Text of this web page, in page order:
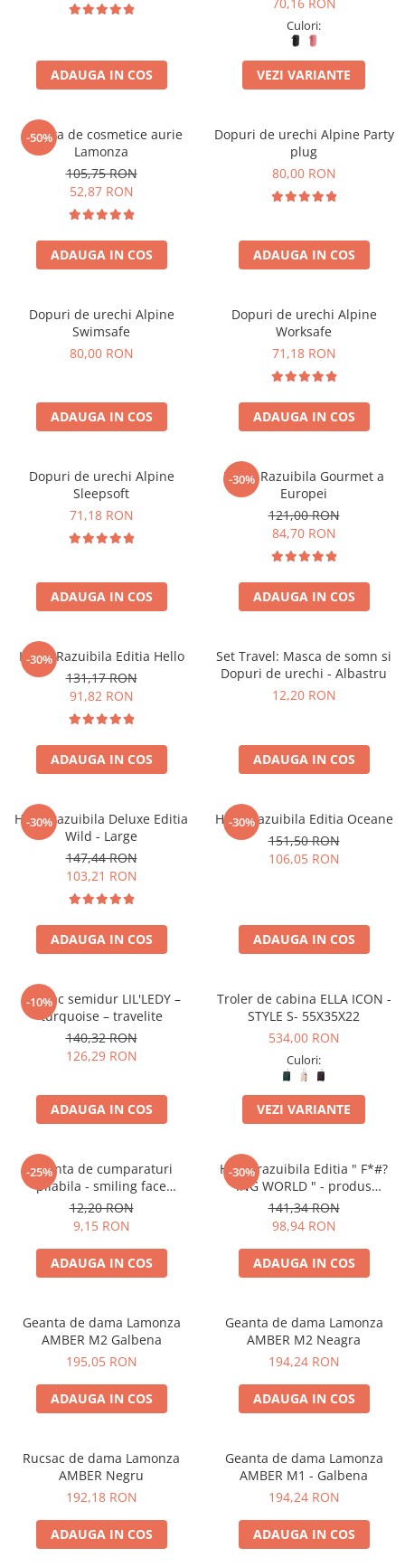
Business Travel
Borsete
Reduceri bagaje
ADAUGA IN COS
Culori:
VEZI VARIANTE
-50%
Geanta de cosmetice aurie
Lamonza
105,75 RON
52,87 RON
ADAUGA IN COS
Dopuri de urechi Alpine Party
plug
80,00 RON
ADAUGA IN COS
Dopuri de urechi Alpine
Swimsafe
80,00 RON
ADAUGA IN COS
Dopuri de urechi Alpine
Worksafe
71,18 RON
ADAUGA IN COS
Dopuri de urechi Alpine
Sleepsoft
71,18 RON
ADAUGA IN COS
-30%
Harta Razuibila Gourmet a
Europei
121,00 RON
84,70 RON
ADAUGA IN COS
-30%
Harta Razuibila Editia Hello
131,17 RON
91,82 RON
ADAUGA IN COS
Set Travel: Masca de somn si
Dopuri de urechi - Albastru
12,20 RON
ADAUGA IN COS
-30%
Harta razuibila Deluxe Editia
Wild - Large
147,44 RON
103,21 RON
ADAUGA IN COS
-30%
Harta razuibila Editia Oceane
151,50 RON
106,05 RON
ADAUGA IN COS
-10%
Rucsac semidur LIL'LEDY –
turquoise – travelite
140,32 RON
126,29 RON
ADAUGA IN COS
Troler de cabina ELLA ICON -
STYLE S- 55X35X22
534,00 RON
Culori:
VEZI VARIANTE
-25%
Geanta de cumparaturi
pliabila - smiling face
(ochelari)
12,20 RON
9,15 RON
ADAUGA IN COS
-30%
Harta razuibila Editia " F*#?
ING WORLD " - produs
original Luckies London
141,34 RON
98,94 RON
ADAUGA IN COS
Geanta de dama Lamonza
AMBER M2 Galbena
195,05 RON
ADAUGA IN COS
Geanta de dama Lamonza
AMBER M2 Neagra
194,24 RON
ADAUGA IN COS
Rucsac de dama Lamonza
AMBER Negru
192,18 RON
ADAUGA IN COS
Geanta de dama Lamonza
AMBER M1 - Galbena
194,24 RON
ADAUGA IN COS